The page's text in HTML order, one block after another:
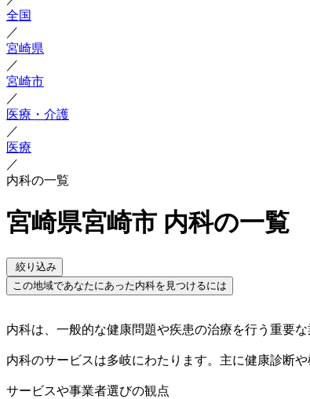
全国
／
宮崎県
／
宮崎市
／
医療・介護
／
医療
／
内科の一覧
宮崎県宮崎市 内科の一覧
絞り込み
この地域であなたにあった内科を見つけるには
内科は、一般的な健康問題や疾患の治療を行う重要
内科のサービスは多岐にわたります。主に健康診断
サービスや事業者選びの観点